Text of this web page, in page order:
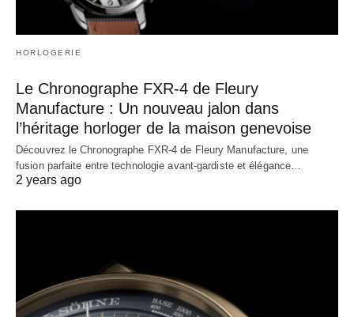
HORLOGERIE
Le Chronographe FXR-4 de Fleury
Manufacture : Un nouveau jalon dans
l’héritage horloger de la maison genevoise
Découvrez le Chronographe FXR-4 de Fleury Manufacture, une
fusion parfaite entre technologie avant-gardiste et élégance…
2 years ago